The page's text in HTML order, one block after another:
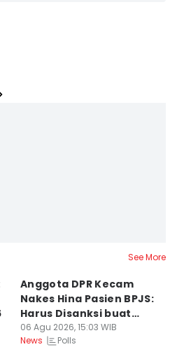
See More
Anggota DPR Kecam
Nakes Hina Pasien BPJS:
Harus Disanksi buat
Pelajaran
06 Agu 2026, 15:03 WIB
News
Polls